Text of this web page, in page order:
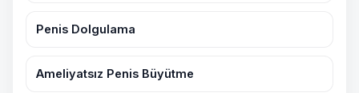
Penis Dolgulama
Ameliyatsız Penis Büyütme